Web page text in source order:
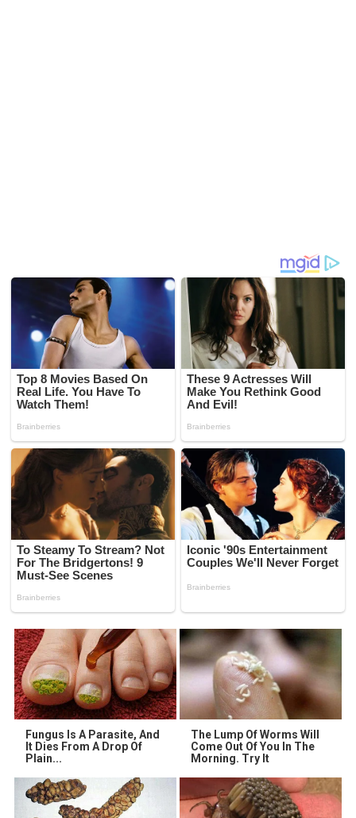
Fungus Is A Parasite, And
It Dies From A Drop Of
Plain...
The Lump Of Worms Will
Come Out Of You In The
Morning. Try It